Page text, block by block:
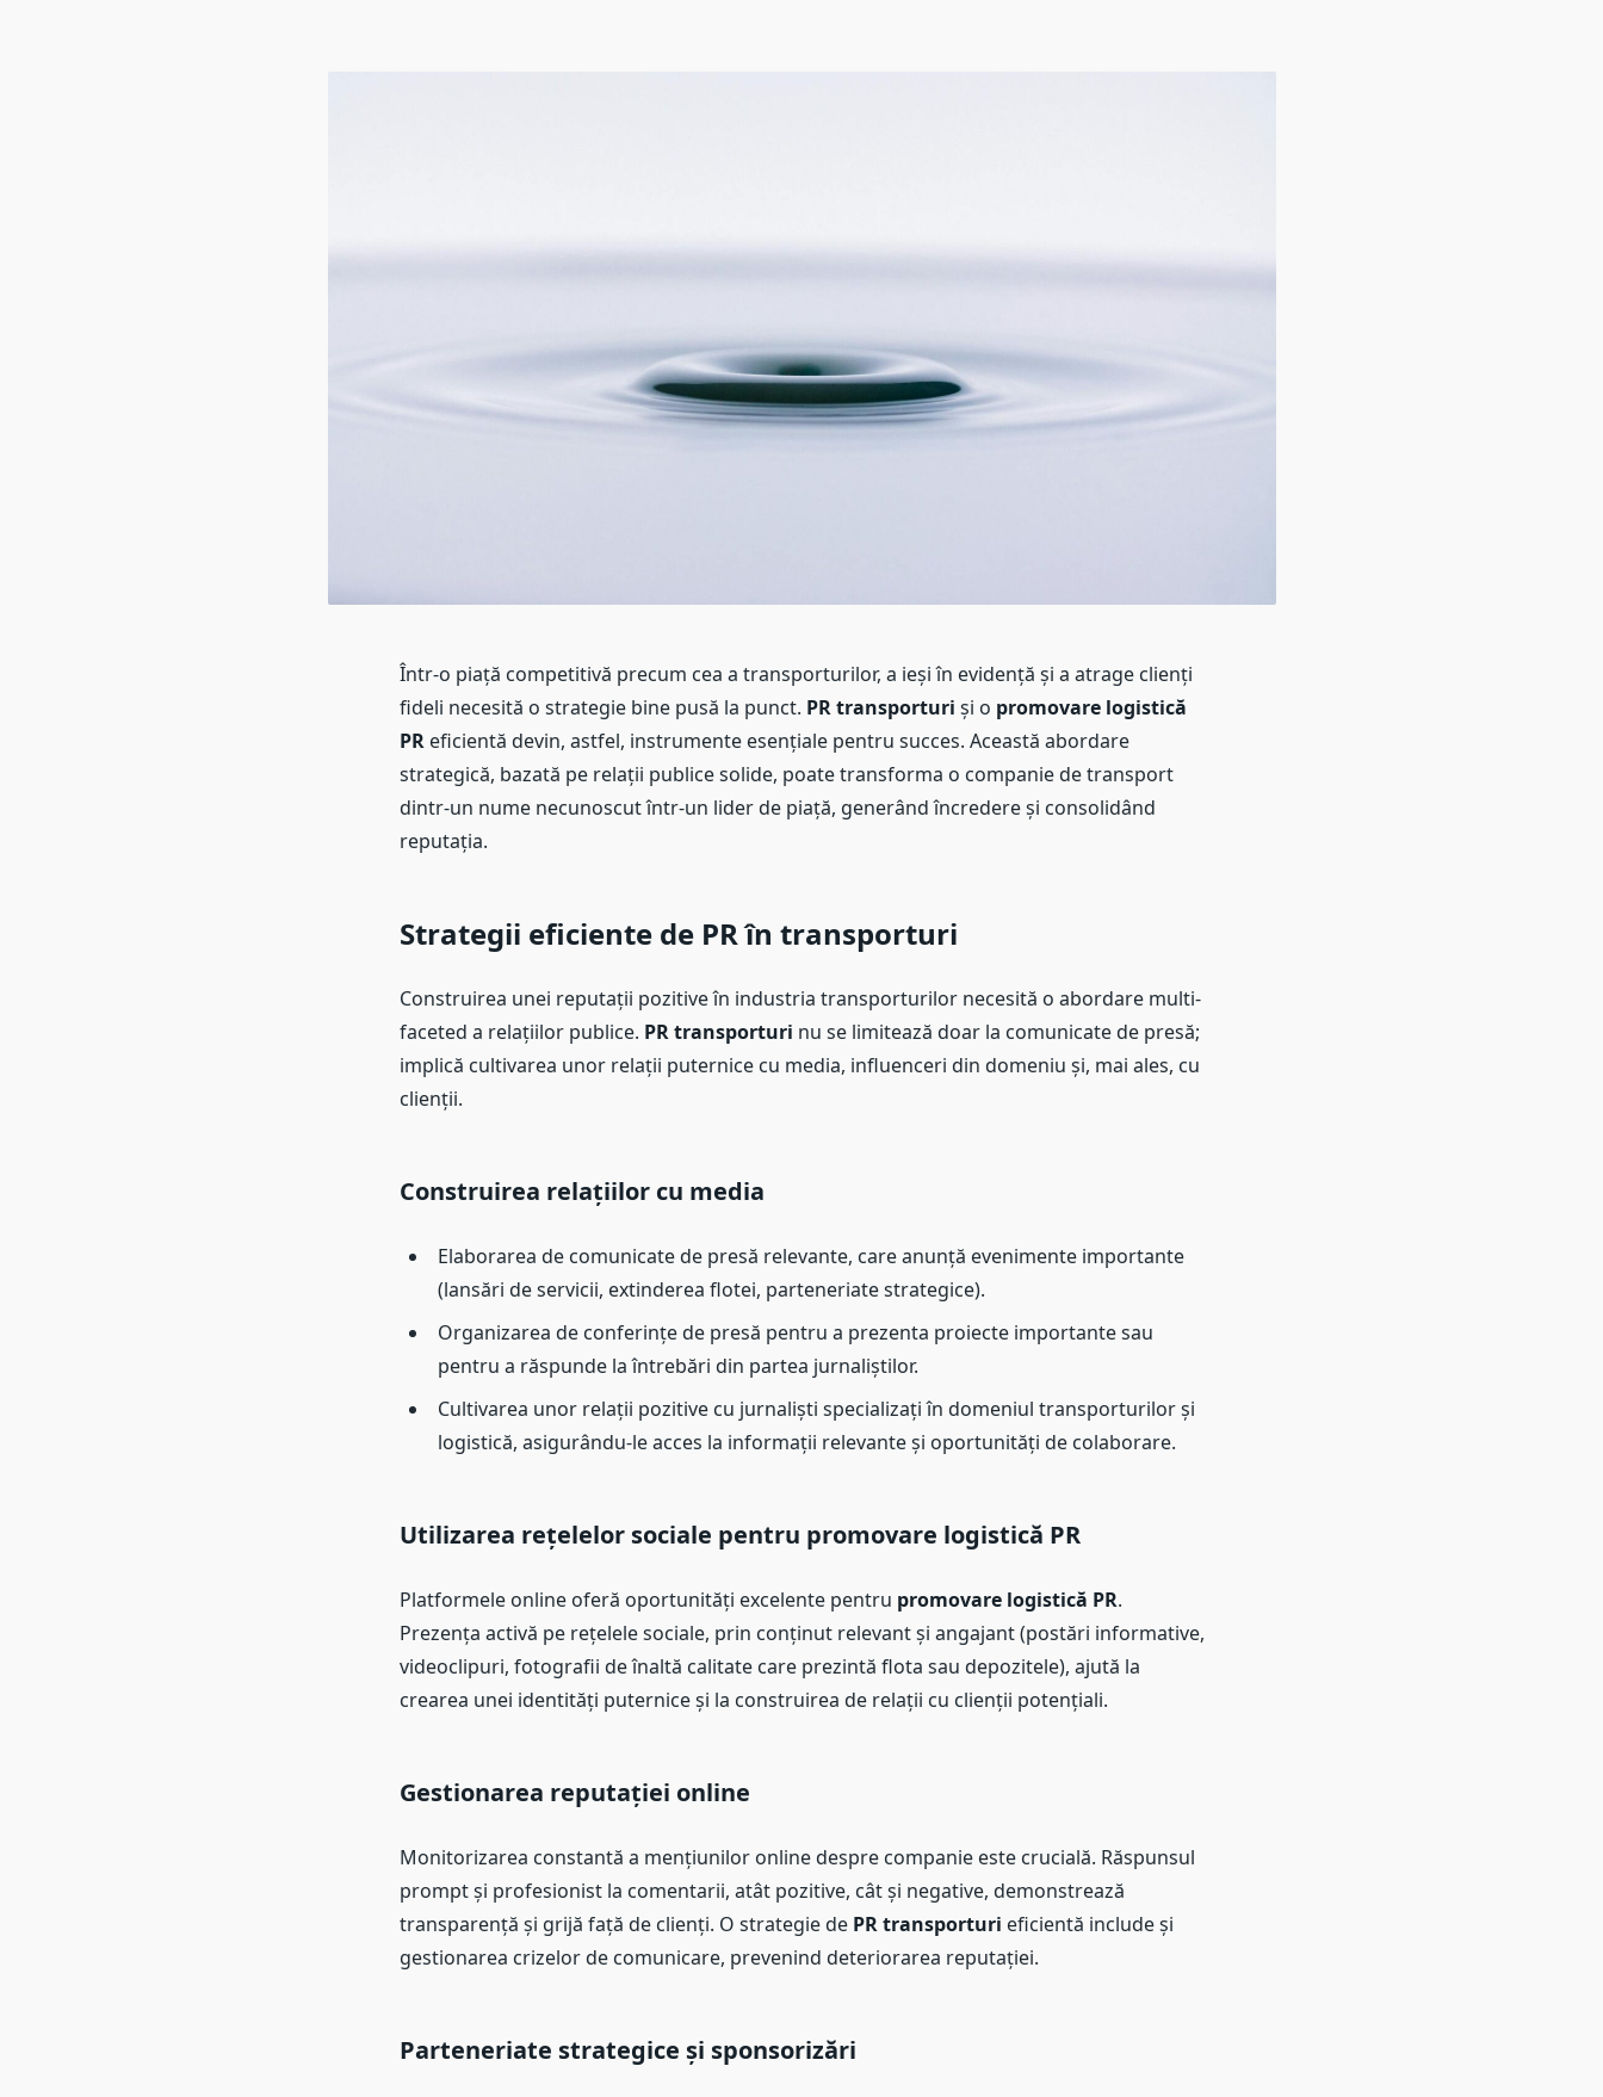
Într-o piață competitivă precum cea a transporturilor, a ieși în evidență și a atrage clienți
fideli necesită o strategie bine pusă la punct. PR transporturi și o promovare logistică
PReficientă devin, astfel, instrumente esențiale pentru succes. Această abordare
strategică, bazată pe relații publice solide, poate transforma o companie de transport
dintr-un nume necunoscut într-un lider de piață, generând încredere și consolidând
reputația.
Strategii eficiente de PR în transporturi
Construirea unei reputații pozitive în industria transporturilor necesită o abordare multi-
faceted a relațiilor publice. PR transporturi nu se limitează doar la comunicate de presă;
implică cultivarea unor relații puternice cu media, influenceri din domeniu și, mai ales, cu
clienții.
Construirea relațiilor cu media
Elaborarea de comunicate de presă relevante, care anunță evenimente importante
(lansări de servicii, extinderea flotei, parteneriate strategice).
Organizarea de conferințe de presă pentru a prezenta proiecte importante sau
pentru a răspunde la întrebări din partea jurnaliștilor.
Cultivarea unor relații pozitive cu jurnaliști specializați în domeniul transporturilor și
logistică, asigurându-le acces la informații relevante și oportunități de colaborare.
Utilizarea rețelelor sociale pentru promovare logistică PR
Platformele online oferă oportunități excelente pentru promovare logistică PR.
Prezența activă pe rețelele sociale, prin conținut relevant și angajant (postări informative,
videoclipuri, fotografii de înaltă calitate care prezintă flota sau depozitele), ajută la
crearea unei identități puternice și la construirea de relații cu clienții potențiali.
Gestionarea reputației online
Monitorizarea constantă a mențiunilor online despre companie este crucială. Răspunsul
prompt și profesionist la comentarii, atât pozitive, cât și negative, demonstrează
transparență și grijă față de clienți. O strategie de PR transporturi eficientă include și
gestionarea crizelor de comunicare, prevenind deteriorarea reputației.
Parteneriate strategice și sponsorizări